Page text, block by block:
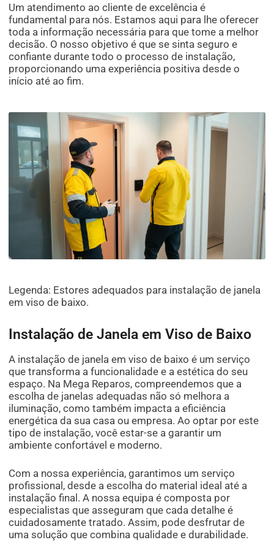
Um atendimento ao cliente de excelência é
fundamental para nós. Estamos aqui para lhe oferecer
toda a informação necessária para que tome a melhor
decisão. O nosso objetivo é que se sinta seguro e
confiante durante todo o processo de instalação,
proporcionando uma experiência positiva desde o
início até ao fim.
Legenda: Estores adequados para instalação de janela
em viso de baixo.
Instalação de Janela em Viso de Baixo
A instalação de janela em viso de baixo é um serviço
que transforma a funcionalidade e a estética do seu
espaço. Na Mega Reparos, compreendemos que a
escolha de janelas adequadas não só melhora a
iluminação, como também impacta a eficiência
energética da sua casa ou empresa. Ao optar por este
tipo de instalação, você estar-se a garantir um
ambiente confortável e moderno.
Com a nossa experiência, garantimos um serviço
profissional, desde a escolha do material ideal até a
instalação final. A nossa equipa é composta por
especialistas que asseguram que cada detalhe é
cuidadosamente tratado. Assim, pode desfrutar de
uma solução que combina qualidade e durabilidade.